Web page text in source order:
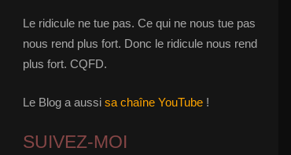
Le ridicule ne tue pas. Ce qui ne nous tue pas
nous rend plus fort. Donc le ridicule nous rend
plus fort. CQFD.
Le Blog a aussi sa chaîne YouTube !
SUIVEZ-MOI